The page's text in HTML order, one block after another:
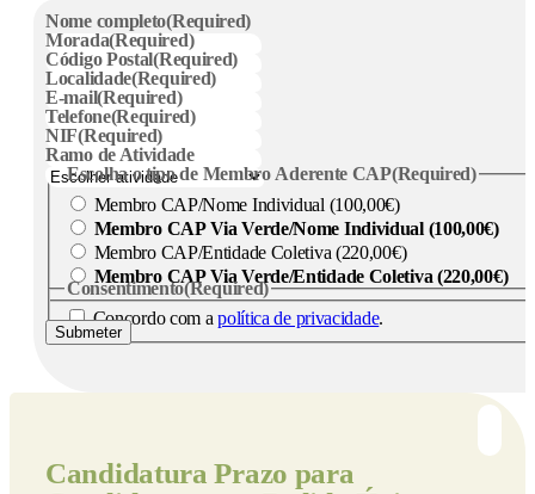
Nome completo(Required)
Morada(Required)
Código Postal(Required)
Localidade(Required)
E-mail(Required)
Telefone(Required)
NIF(Required)
Ramo de Atividade
Escolha o tipo de Membro Aderente CAP(Required)
Membro CAP/Nome Individual (100,00€)
Membro CAP Via Verde/Nome Individual (100,00€)
Membro CAP/Entidade Coletiva (220,00€)
Membro CAP Via Verde/Entidade Coletiva (220,00€)
Consentimento(Required)
Concordo com apolítica de privacidade.
Submeter
CandidaturaPrazo para